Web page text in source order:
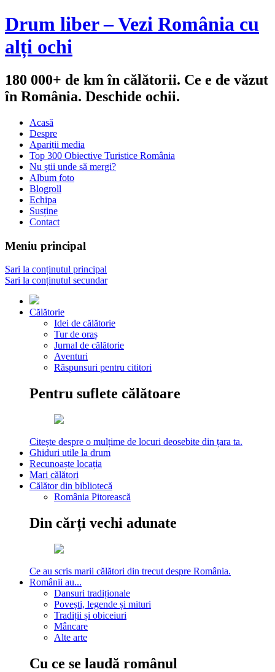
Drum liber – Vezi România cu
alți ochi
180 000+ de km în călătorii. Ce e de văzut
în România. Deschide ochii.
Acasă
Despre
Apariții media
Top 300 Obiective Turistice România
Nu știi unde să mergi?
Album foto
Blogroll
Echipa
Susține
Contact
Meniu principal
Sari la conținutul principal
Sari la conținutul secundar
Călătorie
Idei de călătorie
Tur de oraș
Jurnal de călătorie
Aventuri
Răspunsuri pentru cititori
Pentru suflete călătoare
Citește despre o mulțime de locuri deosebite din țara ta.
Ghiduri utile la drum
Recunoaște locația
Mari călători
Călător din bibliotecă
România Pitorească
Din cărți vechi adunate
Ce au scris marii călători din trecut despre România.
Românii au...
Dansuri tradiționale
Povești, legende și mituri
Tradiții și obiceiuri
Mâncare
Alte arte
Cu ce se laudă românul